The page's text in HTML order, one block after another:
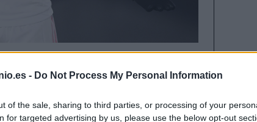
- Do Not Process My Personal Information
of the sale, sharing to third parties, or processing of your
for targeted advertising by us, please use the below opt-out
una mina de puntos y esta temporada
a cinco de los jugadores que han
con respecto a la temporada 2019/20